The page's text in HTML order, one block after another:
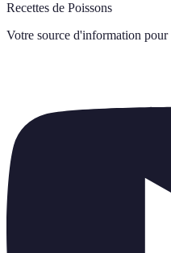
Recettes de Poissons
Votre source d'information pour